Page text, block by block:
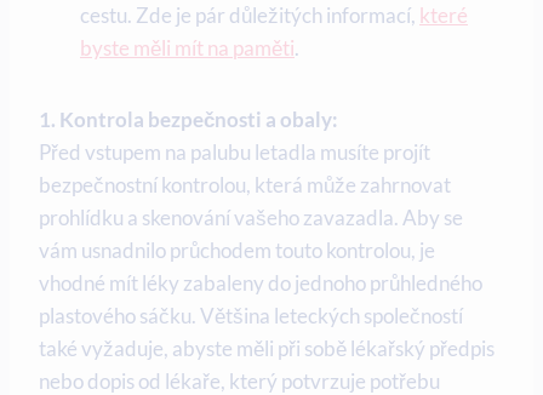
cestu. Zde je pár důležitých informací, které
byste měli mít na paměti.
1. Kontrola bezpečnosti a obaly:
Před vstupem na palubu letadla musíte projít
bezpečnostní kontrolou, která může zahrnovat
prohlídku a skenování vašeho zavazadla. Aby se
vám usnadnilo průchodem touto kontrolou, je
vhodné mít léky zabaleny do jednoho průhledného
plastového sáčku. Většina leteckých společností
také vyžaduje, abyste měli při sobě lékařský předpis
nebo dopis od lékaře, který potvrzuje potřebu